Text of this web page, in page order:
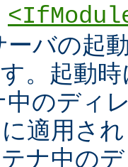
ーバの起
。起動
中のディ
適用さ
ナ中の